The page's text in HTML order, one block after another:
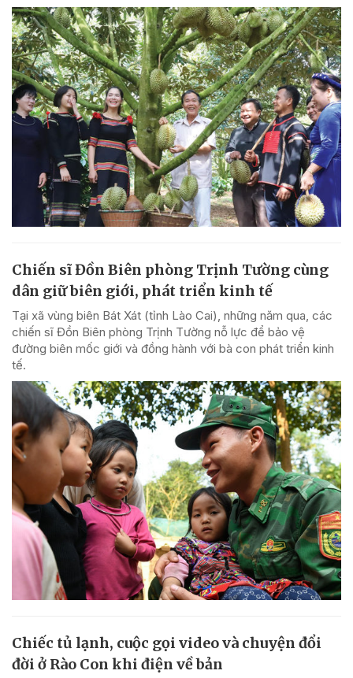
Chiến sĩ Đồn Biên phòng Trịnh Tường cùng
dân giữ biên giới, phát triển kinh tế
Tại xã vùng biên Bát Xát (tỉnh Lào Cai), những năm qua, các
chiến sĩ Đồn Biên phòng Trịnh Tường nỗ lực để bảo vệ
đường biên mốc giới và đồng hành với bà con phát triển kinh
tế.
Chiếc tủ lạnh, cuộc gọi video và chuyện đổi
đời ở Rào Con khi điện về bản